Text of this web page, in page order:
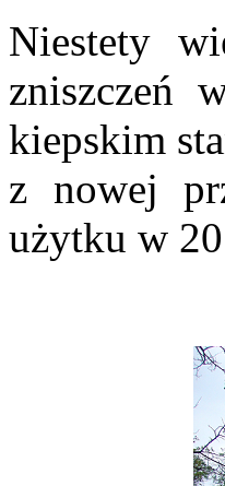
Niestety
zniszczeń
kiepskim
z nowej
użytku w